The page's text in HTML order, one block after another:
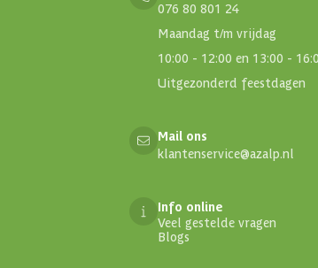
076 80 801 24
Maandag t/m vrijdag
10:00 - 12:00 en 13:00 -
Uitgezonderd feestdagen
Mail ons
klantenservice@azalp.nl
Info online
Veel gestelde vragen
Blogs